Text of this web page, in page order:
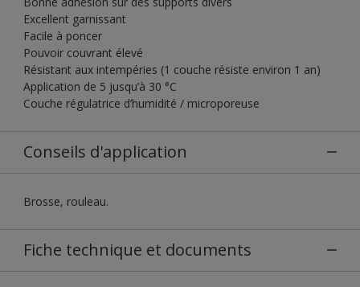
Excellent garnissant
Facile à poncer
Pouvoir couvrant élevé
Résistant aux intempéries (1 couche résiste environ 1 an)
Application de 5 jusqu’à 30 °C
Couche régulatrice d’humidité / microporeuse
Conseils d'application
Brosse, rouleau.
Fiche technique et documents